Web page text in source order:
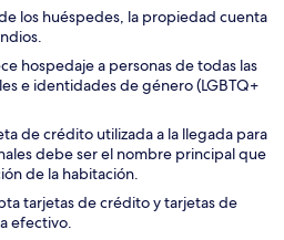
los huéspedes, la propiedad cuenta
hospedaje a personas de todas las
e identidades de género (LGBTQ+
de crédito utilizada a la llegada para
debe ser el nombre principal que
de la habitación.
tarjetas de crédito y tarjetas de
efectivo.